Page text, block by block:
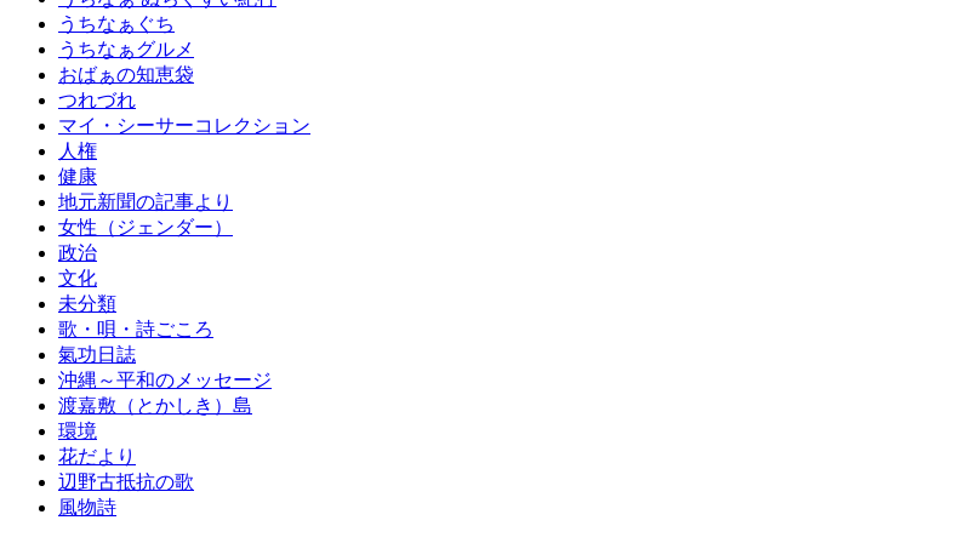
うちなぁぐち
うちなぁグルメ
おばぁの知恵袋
つれづれ
マイ・シーサーコレクション
人権
健康
地元新聞の記事より
女性（ジェンダー）
政治
文化
未分類
歌・唄・詩ごころ
氣功日誌
沖縄～平和のメッセージ
渡嘉敷（とかしき）島
環境
花だより
辺野古抵抗の歌
風物詩